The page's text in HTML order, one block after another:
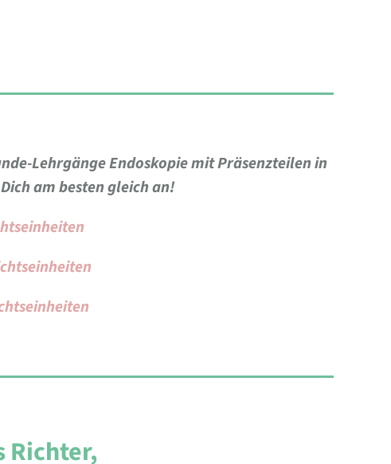
Lehrgänge Endoskopie mit Präsenzteilen in
am besten gleich an!
Richter,